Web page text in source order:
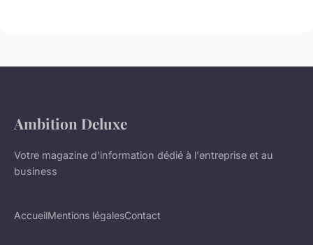
Ambition Deluxe
Votre magazine d'information dédié à l'entreprise et au
business
AccueilMentions légalesContact